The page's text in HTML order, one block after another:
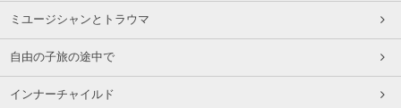
ミユージシャンとトラウマ
自由の子旅の途中で
インナーチャイルド